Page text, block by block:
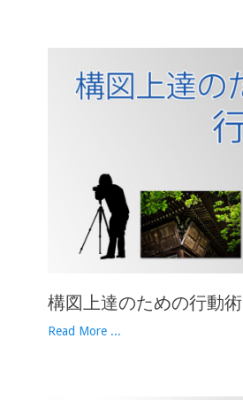
構図上達のための行動術
Read More ...